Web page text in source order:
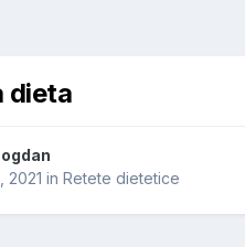
dieta
2021 in Retete dietetice